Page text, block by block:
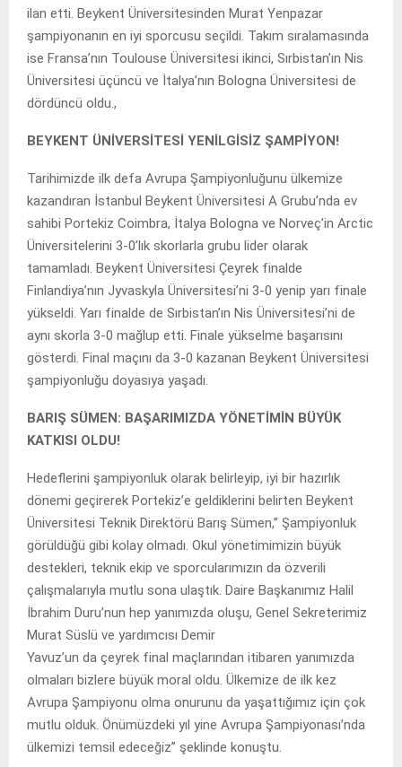
ilan etti. Beykent Üniversitesinden Murat Yenpazar
şampiyonanın en iyi sporcusu seçildi. Takım sıralamasında
ise Fransa’nın Toulouse Üniversitesi ikinci, Sırbistan’ın Nis
Üniversitesi üçüncü ve İtalya’nın Bologna Üniversitesi de
dördüncü oldu.,
BEYKENT ÜNİVERSİTESİ YENİLGİSİZ ŞAMPİYON!
Tarihimizde ilk defa Avrupa Şampiyonluğunu ülkemize
kazandıran İstanbul Beykent Üniversitesi A Grubu’nda ev
sahibi Portekiz Coimbra, İtalya Bologna ve Norveç’in Arctic
Üniversitelerini 3-0’lık skorlarla grubu lider olarak
tamamladı. Beykent Üniversitesi Çeyrek finalde
Finlandiya’nın Jyvaskyla Üniversitesi’ni 3-0 yenip yarı finale
yükseldi. Yarı finalde de Sırbistan’ın Nis Üniversitesi’ni de
aynı skorla 3-0 mağlup etti. Finale yükselme başarısını
gösterdi. Final maçını da 3-0 kazanan Beykent Üniversitesi
şampiyonluğu doyasıya yaşadı.
BARIŞ SÜMEN: BAŞARIMIZDA YÖNETİMİN BÜYÜK
KATKISI OLDU!
Hedeflerini şampiyonluk olarak belirleyip, iyi bir hazırlık
dönemi geçirerek Portekiz’e geldiklerini belirten Beykent
Üniversitesi Teknik Direktörü Barış Sümen,” Şampiyonluk
görüldüğü gibi kolay olmadı. Okul yönetimimizin büyük
destekleri, teknik ekip ve sporcularımızın da özverili
çalışmalarıyla mutlu sona ulaştık. Daire Başkanımız Halil
İbrahim Duru’nun hep yanımızda oluşu, Genel Sekreterimiz
Murat Süslü ve yardımcısı Demir
Yavuz’un da çeyrek final maçlarından itibaren yanımızda
olmaları bizlere büyük moral oldu. Ülkemize de ilk kez
Avrupa Şampiyonu olma onurunu da yaşattığımız için çok
mutlu olduk. Önümüzdeki yıl yine Avrupa Şampiyonası’nda
ülkemizi temsil edeceğiz” şeklinde konuştu.